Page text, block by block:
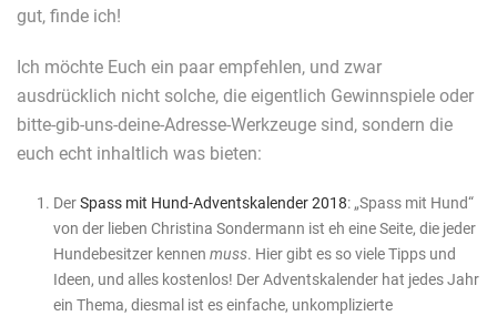
gut, finde ich!
Ich möchte Euch ein paar empfehlen, und zwar
ausdrücklich nicht solche, die eigentlich Gewinnspiele oder
bitte-gib-uns-deine-Adresse-Werkzeuge sind, sondern die
euch echt inhaltlich was bieten:
DerSpass mit Hund-Adventskalender 2018: „Spass mit Hund“
von der lieben Christina Sondermann ist eh eine Seite, die jeder
Hundebesitzer kennen muss. Hier gibt es so viele Tipps und
Ideen, und alles kostenlos! Der Adventskalender hat jedes Jahr
ein Thema, diesmal ist es einfache, unkomplizierte